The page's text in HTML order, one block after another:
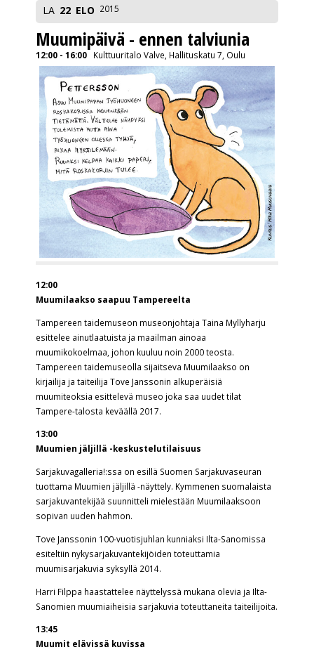
LA 22 ELO 2015
Muumipäivä - ennen talviunia
12:00 - 16:00 Kulttuuritalo Valve, Hallituskatu 7, Oulu
12:00
Muumilaakso saapuu Tampereelta
Tampereen taidemuseon museonjohtaja Taina Myllyharju
esittelee ainutlaatuista ja maailman ainoaa
muumikokoelmaa, johon kuuluu noin 2000 teosta.
Tampereen taidemuseolla sijaitseva Muumilaakso on
kirjailija ja taiteilija Tove Janssonin alkuperäisiä
muumiteoksia esittelevä museo joka saa uudet tilat
Tampere-talosta keväällä 2017.
13:00
Muumien jäljillä -keskustelutilaisuus
Sarjakuvagalleria!:ssa on esillä Suomen Sarjakuvaseuran
tuottama Muumien jäljillä -näyttely. Kymmenen suomalaista
sarjakuvantekijää suunnitteli mielestään Muumilaaksoon
sopivan uuden hahmon.
Tove Janssonin 100-vuotisjuhlan kunniaksi Ilta-Sanomissa
esiteltiin nykysarjakuvantekijöiden toteuttamia
muumisarjakuvia syksyllä 2014.
Harri Filppa haastattelee näyttelyssä mukana olevia ja Ilta-
Sanomien muumiaiheisia sarjakuvia toteuttaneita taiteilijoita.
13:45
Muumit elävissä kuvissa